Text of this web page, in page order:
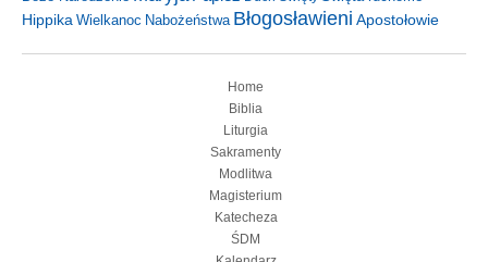
Hippika Wielkanoc Nabożeństwa Błogosławieni Apostołowie
Home
Biblia
Liturgia
Sakramenty
Modlitwa
Magisterium
Katecheza
ŚDM